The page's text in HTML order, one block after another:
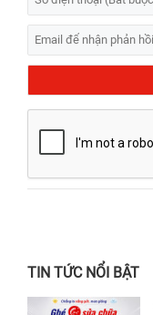
TIN TỨC NỔI BẬT